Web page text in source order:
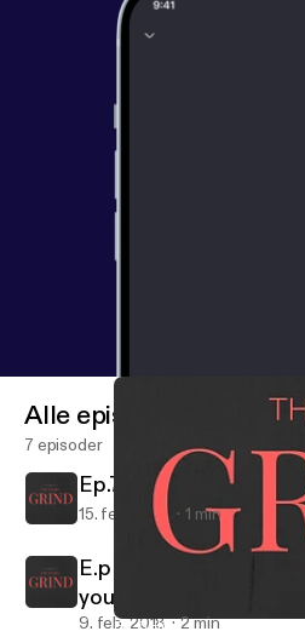
Ep. 5 How people Make
Alle episoder
7 episoder
Ep.7 Are books the
15. feb. 2018 1 min
E.p 6 The first step you
you grow a personal
9. feb. 2018 2 min